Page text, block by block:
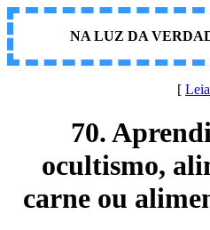
NA LUZ DA
[
70.
ocultismo,
carne ou